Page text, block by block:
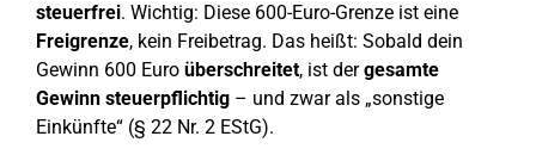
steuerfrei. Wichtig: Diese 600-Euro-Grenze ist eine
Freigrenze, kein Freibetrag. Das heißt: Sobald dein
Gewinn 600 Euro überschreitet, ist dergesamte
Gewinn steuerpflichtig – und zwar als „sonstige
Einkünfte“ (§ 22 Nr. 2 EStG).